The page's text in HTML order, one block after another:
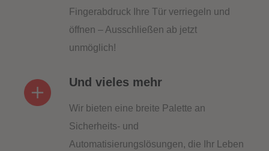
Fingerabdruck Ihre Tür verriegeln und
öffnen – Ausschließen ab jetzt
unmöglich!
Und vieles mehr
Wir bieten eine breite Palette an
Sicherheits- und
Automatisierungslösungen, die Ihr Leben